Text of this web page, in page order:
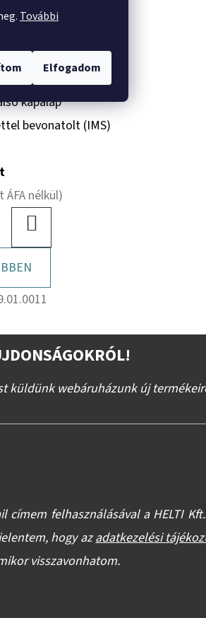
További
Elfogadom
kapalap
bevonatolt (IMS)
ÁFA nélkül)
küldünk webáruházunk új
felhasználásával a HELTI
hogy azadatkezelési
visszavonhatom.